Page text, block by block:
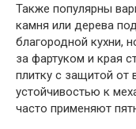
Также популярны
камня или дерева
благородной кухни,
за фартуком и края
плитку с защитой от
устойчивостью к
часто применяют